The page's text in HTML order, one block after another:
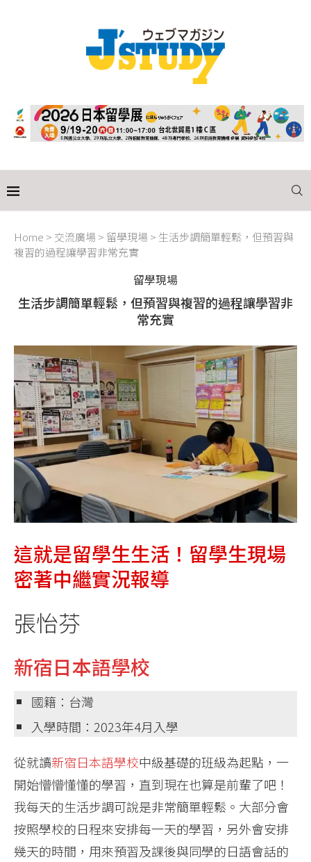
Home > 交流廣場 > 留學現場 > 生活步調簡單輕鬆，但預習與
複習的過程讓學習非常充實
留學現場
生活步調簡單輕鬆，但預習與複習的過程讓學習非
常充實
這就是留學生生活！留學生現場
密著中繼實況報導
張怡芬
新宿日本語學校
國籍：台灣
入學時間：2023年4月入學
從就讀新宿日本語學校中級基礎的班級為起點，一
開始懵懵懂懂的學習，直到現在也算是前輩了吧！
我每天的生活步調可說是非常簡單輕鬆。大部分會
按照學校的日程來安排每一天的學習，另外會安排
幾天的時間，用來預習及課後與同學的日語會話的